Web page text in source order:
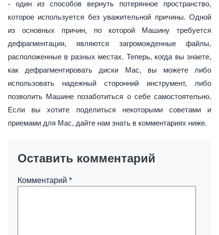
- один из способов вернуть потерянное пространство,
которое используется без уважительной причины. Одной
из основных причин, по которой Машину требуется
дефрагментация, являются загроможденные файлы,
расположенные в разных местах. Теперь, когда вы знаете,
как дефрагментировать диски Mac, вы можете либо
использовать надежный сторонний инструмент, либо
позволить Машине позаботиться о себе самостоятельно.
Если вы хотите поделиться некоторыми советами и
приемами для Mac, дайте нам знать в комментариях ниже.
Оставить комментарий
Комментарий *